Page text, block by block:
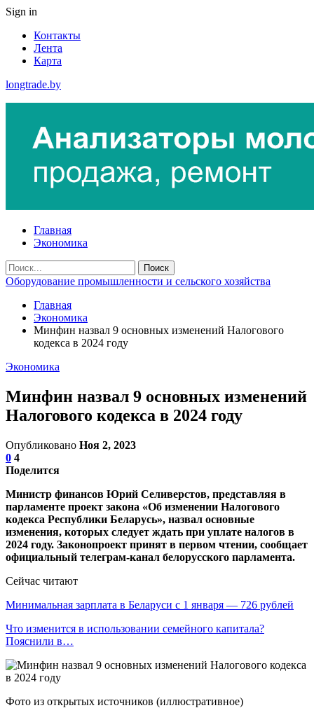
Sign in
Контакты
Лента
Карта
longtrade.by
Главная
Экономика
Оборудование промышленности и сельского хозяйства
Главная
Экономика
Минфин назвал 9 основных изменений Налогового
кодекса в 2024 году
Экономика
Минфин назвал 9 основных изменений
Налогового кодекса в 2024 году
Опубликовано Ноя 2, 2023
0 4
Поделится
Министр финансов Юрий Селиверстов, представляя в
парламенте проект закона «Об изменении Налогового
кодекса Республики Беларусь», назвал основные
изменения, которых следует ждать при уплате налогов в
2024 году. Законопроект принят в первом чтении, сообщает
официальный телеграм-канал белорусского парламента.
Сейчас читают
Минимальная зарплата в Беларуси с 1 января — 726 рублей
Что изменится в использовании семейного капитала?
Пояснили в…
Фото из открытых источников (иллюстративное)